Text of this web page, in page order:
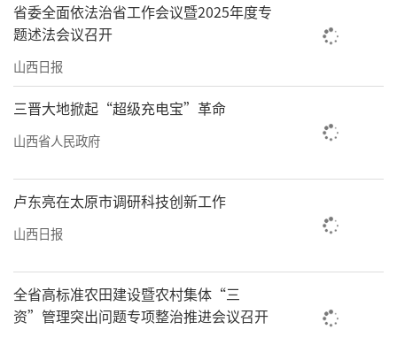
省委全面依法治省工作会议暨2025年度专
题述法会议召开
山西日报
三晋大地掀起“超级充电宝”革命
山西省人民政府
卢东亮在太原市调研科技创新工作
山西日报
全省高标准农田建设暨农村集体“三
资”管理突出问题专项整治推进会议召开